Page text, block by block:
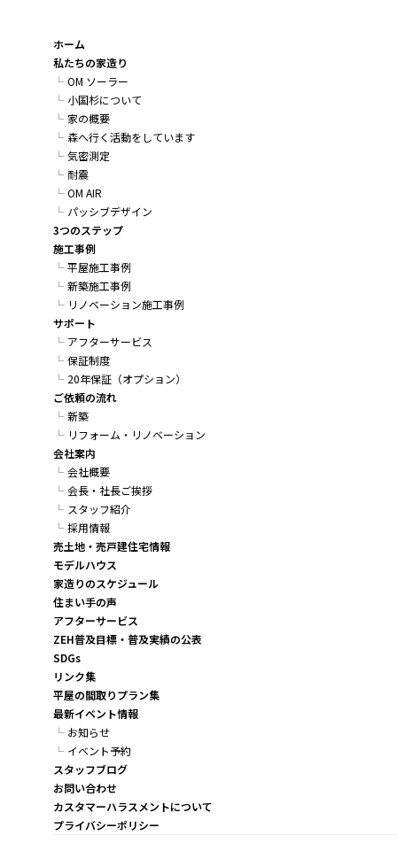
ホーム
私たちの家造り
OM ソーラー
小国杉について
家の概要
森へ行く活動をしています
気密測定
耐震
OM AIR
パッシブデザイン
3つのステップ
施工事例
平屋施工事例
新築施工事例
リノベーション施工事例
サポート
アフターサービス
保証制度
20年保証（オプション）
ご依頼の流れ
新築
リフォーム・リノベーション
会社案内
会社概要
会長・社長ご挨拶
スタッフ紹介
採用情報
売土地・売戸建住宅情報
モデルハウス
家造りのスケジュール
住まい手の声
アフターサービス
ZEH普及目標・普及実績の公表
SDGs
リンク集
平屋の間取りプラン集
最新イベント情報
お知らせ
イベント予約
スタッフブログ
お問い合わせ
カスタマーハラスメントについて
プライバシーポリシー